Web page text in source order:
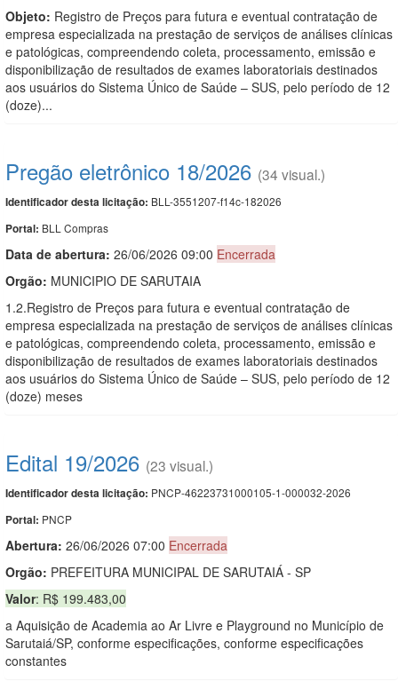
Objeto: Registro de Preços para futura e eventual contratação de
empresa especializada na prestação de serviços de análises clínicas
e patológicas, compreendendo coleta, processamento, emissão e
disponibilização de resultados de exames laboratoriais destinados
aos usuários do Sistema Único de Saúde – SUS, pelo período de 12
(doze)...
Pregão eletrônico 18/2026 (34 visual.)
Identificador desta licitação: BLL-3551207-f14c-182026
Portal: BLL Compras
Data de abertura: 26/06/2026 09:00 Encerrada
Orgão: MUNICIPIO DE SARUTAIA
1.2.Registro de Preços para futura e eventual contratação de
empresa especializada na prestação de serviços de análises clínicas
e patológicas, compreendendo coleta, processamento, emissão e
disponibilização de resultados de exames laboratoriais destinados
aos usuários do Sistema Único de Saúde – SUS, pelo período de 12
(doze) meses
Edital 19/2026 (23 visual.)
Identificador desta licitação: PNCP-46223731000105-1-000032-2026
Portal: PNCP
Abertura: 26/06/2026 07:00 Encerrada
Orgão: PREFEITURA MUNICIPAL DE SARUTAIÁ - SP
Valor: R$ 199.483,00
a Aquisição de Academia ao Ar Livre e Playground no Município de
Sarutaiá/SP, conforme especificações, conforme especificações
constantes